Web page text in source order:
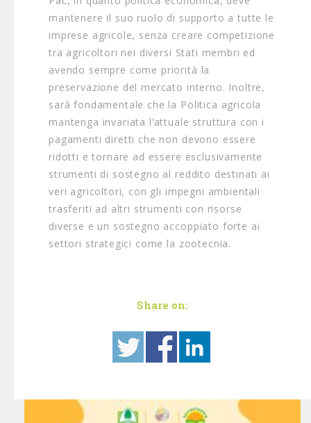
mantenere il suo ruolo di supporto a tutte le
imprese agricole, senza creare competizione
tra agricoltori nei diversi Stati membri ed
avendo sempre come priorità la
preservazione del mercato interno. Inoltre,
sarà fondamentale che la Politica agricola
mantenga invariata l’attuale struttura con i
pagamenti diretti che non devono essere
ridotti e tornare ad essere esclusivamente
strumenti di sostegno al reddito destinati ai
veri agricoltori, con gli impegni ambientali
trasferiti ad altri strumenti con risorse
diverse e un sostegno accoppiato forte ai
settori strategici come la zootecnia.
Share on: